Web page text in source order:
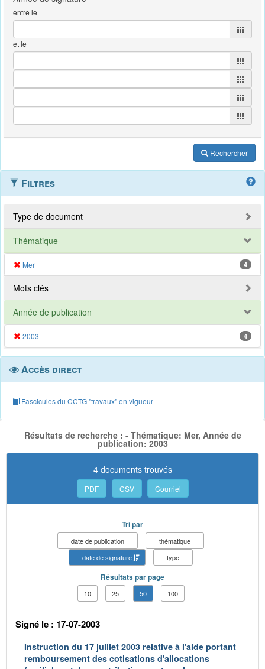
entre le
et le
Rechercher
Filtres
Type de document
Thématique
Mer 4
Mots clés
Année de publication
2003 4
Accès direct
Fascicules du CCTG "travaux" en vigueur
Résultats de recherche : - Thématique: Mer, Année de
publication: 2003
4 documents trouvés
PDF CSV Courriel
Tri par
date de publication
thématique
date de signature
type
Résultats par page
10 25 50 100
Signé le : 17-07-2003
Instruction du 17 juillet 2003 relative à l'aide portant
remboursement des cotisations d'allocations